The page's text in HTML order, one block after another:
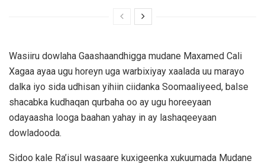
Wasiiru dowlaha Gaashaandhigga mudane Maxamed Cali
Xagaa ayaa ugu horeyn uga warbixiyay xaalada uu marayo
dalka iyo sida udhisan yihiin ciidanka Soomaaliyeed, balse
shacabka kudhaqan qurbaha oo ay ugu horeeyaan
odayaasha looga baahan yahay in ay lashaqeeyaan
dowladooda.
Sidoo kale Ra’isul wasaare kuxigeenka xukuumada Mudane